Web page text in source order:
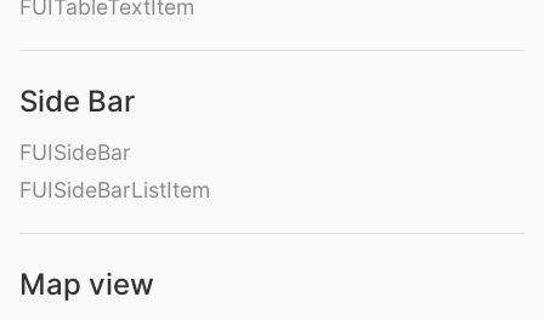
FUITableTextItem
Side Bar
FUISideBar
FUISideBarListItem
Map view